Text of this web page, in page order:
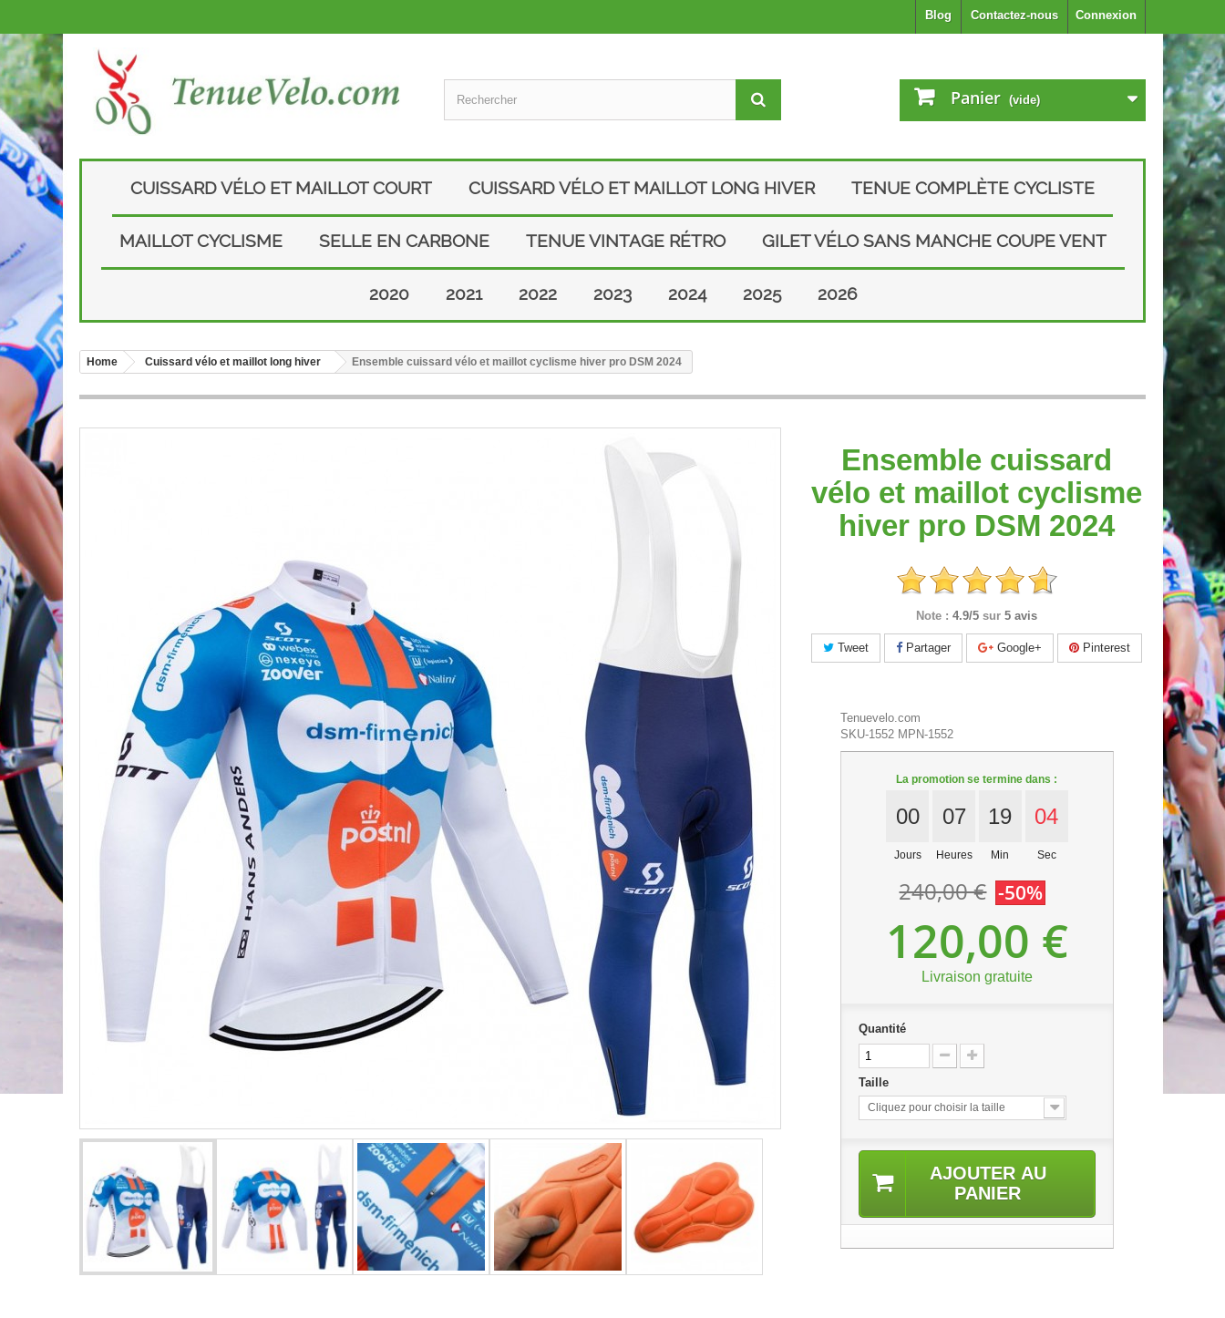
Connexion
Contactez-nous
Blog
Panier (vide)
CUISSARD VÉLO ET MAILLOT COURT CUISSARD VÉLO ET MAILLOT LONG HIVER TENUE COMPLÈTE CYCLISTE
MAILLOT CYCLISME SELLE EN CARBONE TENUE VINTAGE RÉTRO GILET VÉLO SANS MANCHE COUPE VENT
2020 2021 2022 2023 2024 2025 2026
Home Cuissard vélo et maillot long hiver Ensemble cuissard vélo et maillot cyclisme hiver pro DSM 2024
Ensemble cuissard
vélo et maillot cyclisme
hiver pro DSM 2024
Note : 4.9/5sur5 avis
Tweet Partager Google+ Pinterest
Tenuevelo.com
SKU-1552 MPN-1552
La promotion se termine dans :
00
Jours
07
Heures
19
Min
03
Sec
240,00 € -50%
120,00 €
Livraison gratuite
Quantité
Taille
Cliquez pour choisir la taille
AJOUTER AU
PANIER